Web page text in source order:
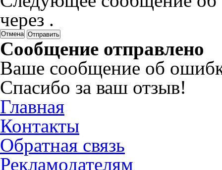
через .
Отмена
Сообщение отправлено
Ваше сообщение об
Спасибо за ваш отзыв!
Главная
Контакты
Обратная связь
Рекламодателям